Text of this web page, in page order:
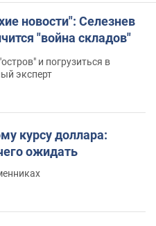
новости": Селезнев
"война складов"
и погрузиться в
эксперт
курсу доллара:
ожидать